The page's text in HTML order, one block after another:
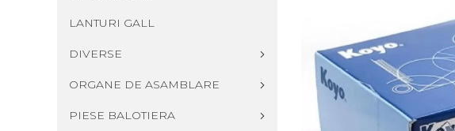
LANTURI GALL
DIVERSE
ORGANE DE ASAMBLARE
PIESE BALOTIERA